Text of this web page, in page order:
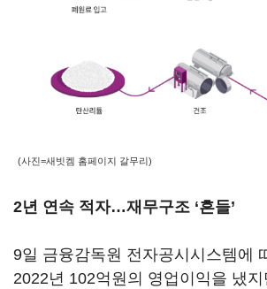
(사진=새빗켐 홈페이지 갈무리)
2년 연속 적자…재무구조 ‘흔들’
9일 금융감독원 전자공시시스템에
2022년 102억원의 영업이익을 냈